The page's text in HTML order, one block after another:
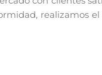
realizamos